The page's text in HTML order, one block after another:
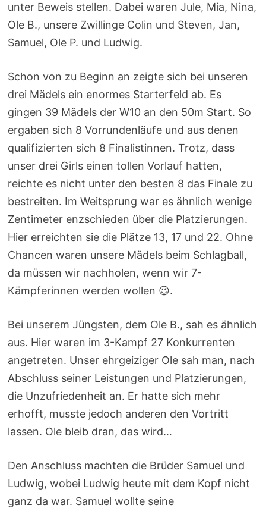
unter Beweis stellen. Dabei waren Jule, Mia, Nina,
Ole B., unsere Zwillinge Colin und Steven, Jan,
Samuel, Ole P. und Ludwig.
Schon von zu Beginn an zeigte sich bei unseren
drei Mädels ein enormes Starterfeld ab. Es
gingen 39 Mädels der W10 an den 50m Start. So
ergaben sich 8 Vorrundenläufe und aus denen
qualifizierten sich 8 Finalistinnen. Trotz, dass
unser drei Girls einen tollen Vorlauf hatten,
reichte es nicht unter den besten 8 das Finale zu
bestreiten. Im Weitsprung war es ähnlich wenige
Zentimeter enzschieden über die Platzierungen.
Hier erreichten sie die Plätze 13, 17 und 22. Ohne
Chancen waren unsere Mädels beim Schlagball,
da müssen wir nachholen, wenn wir 7-
Kämpferinnen werden wollen 😉.
Bei unserem Jüngsten, dem Ole B., sah es ähnlich
aus. Hier waren im 3-Kampf 27 Konkurrenten
angetreten. Unser ehrgeiziger Ole sah man, nach
Abschluss seiner Leistungen und Platzierungen,
die Unzufriedenheit an. Er hatte sich mehr
erhofft, musste jedoch anderen den Vortritt
lassen. Ole bleib dran, das wird…
Den Anschluss machten die Brüder Samuel und
Ludwig, wobei Ludwig heute mit dem Kopf nicht
ganz da war. Samuel wollte seine